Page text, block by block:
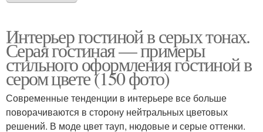
Интерьер гостиной в серых тонах.
Серая гостиная — примеры
стильного оформления гостиной в
сером цвете (150 фото)
Современные тенденции в интерьере все больше
поворачиваются в сторону нейтральных цветовых
решений. В моде цвет тауп, нюдовые и серые оттенки.